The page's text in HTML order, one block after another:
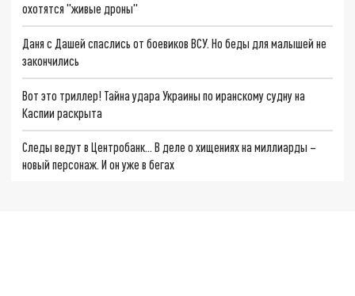
охотятся "живые дроны"
Даня с Дашей спаслись от боевиков ВСУ. Но беды для малышей не
закончились
Вот это триллер! Тайна удара Украины по иранскому судну на
Каспии раскрыта
Следы ведут в Центробанк… В деле о хищениях на миллиарды –
новый персонаж. И он уже в бегах